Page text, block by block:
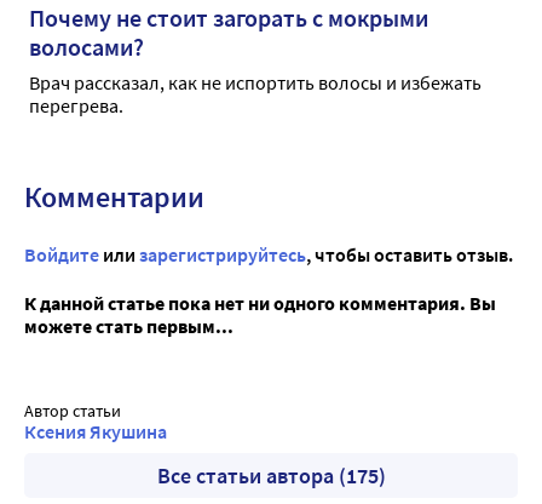
Почему не стоит загорать с мокрыми
волосами?
Врач рассказал, как не испортить волосы и избежать
перегрева.
Комментарии
Войдите или зарегистрируйтесь, чтобы оставить отзыв.
К данной статье пока нет ни одного комментария. Вы
можете стать первым...
Автор статьи
Ксения Якушина
Все статьи автора (175)